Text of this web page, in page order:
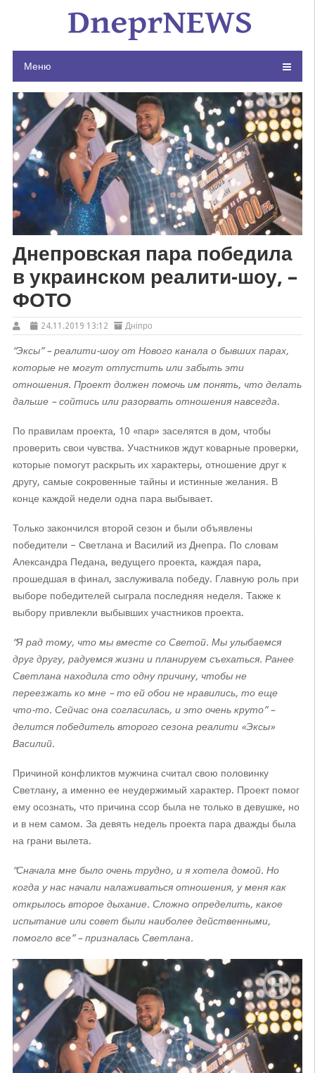
Меню
Днепровская пара победила
в украинском реалити-шоу, –
ФОТО
24.11.2019 13:12 Дніпро
“Эксы” – реалити-шоу от Нового канала о бывших парах,
которые не могут отпустить или забыть эти
отношения. Проект должен помочь им понять, что делать
дальше – сойтись или разорвать отношения навсегда.
По правилам проекта, 10 «пар» заселятся в дом, чтобы
проверить свои чувства. Участников ждут коварные проверки,
которые помогут раскрыть их характеры, отношение друг к
другу, самые сокровенные тайны и истинные желания. В
конце каждой недели одна пара выбывает.
Только закончился второй сезон и были объявлены
победители – Светлана и Василий из Днепра. По словам
Александра Педана, ведущего проекта, каждая пара,
прошедшая в финал, заслуживала победу. Главную роль при
выборе победителей сыграла последняя неделя. Также к
выбору привлекли выбывших участников проекта.
“Я рад тому, что мы вместе со Светой. Мы улыбаемся
друг другу, радуемся жизни и планируем съехаться. Ранее
Светлана находила сто одну причину, чтобы не
переезжать ко мне – то ей обои не нравились, то еще
что-то. Сейчас она согласилась, и это очень круто” –
делится победитель второго сезона реалити «Эксы»
Василий.
Причиной конфликтов мужчина считал свою половинку
Светлану, а именно ее неудержимый характер. Проект помог
ему осознать, что причина ссор была не только в девушке, но
и в нем самом. За девять недель проекта пара дважды была
на грани вылета.
“Сначала мне было очень трудно, и я хотела домой. Но
когда у нас начали налаживаться отношения, у меня как
открылось второе дыхание. Сложно определить, какое
испытание или совет были наиболее действенными,
помогло все” – призналась Светлана.